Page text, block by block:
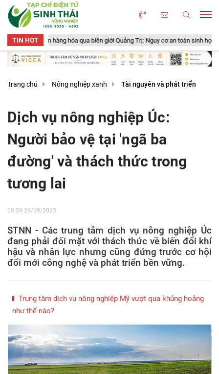
TIN HOT
qua biên giới Quảng Trị: Nguy cơ an toàn sinh học, an toàn thực phẩm từ
Trang chủ Nông nghiệp xanh Tài nguyên và phát triển
Dịch vụ nông nghiệp Úc:
Người bảo vệ tại 'ngã ba
đường' và thách thức trong
tương lai
09:39 29/09/2025
STNN - Các trung tâm dịch vụ nông nghiệp Úc
đang phải đối mặt với thách thức về biến đổi khí
hậu và nhân lực nhưng cũng đứng trước cơ hội
đổi mới công nghệ và phát triển bền vững.
Trung tâm dịch vụ nông nghiệp Mỹ vượt qua khủng hoảng
như thế nào?